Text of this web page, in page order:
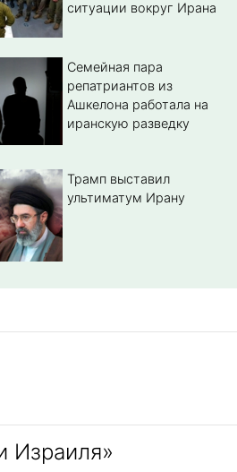
ситуации вокруг Ирана
Семейная пара
репатриантов из
Ашкелона работала на
иранскую разведку
Трамп выставил
ультиматум Ирану
Израиля»